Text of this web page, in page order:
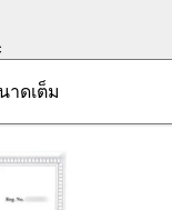
าดเต็ม